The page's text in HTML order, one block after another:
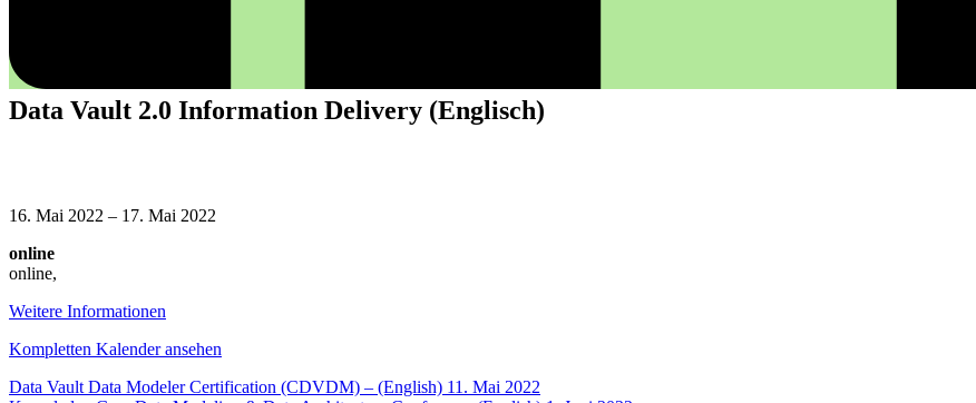
Data Vault 2.0 Information Delivery (Englisch)
Vault
Information
Delivery
16. Mai 2022 – 17. Mai 2022
online
online,
Weitere Informationen
Kompletten Kalender ansehen
Beitragsnavigation
Data Vault Data Modeler Certification (CDVDM) – (English) 11. Mai 2022